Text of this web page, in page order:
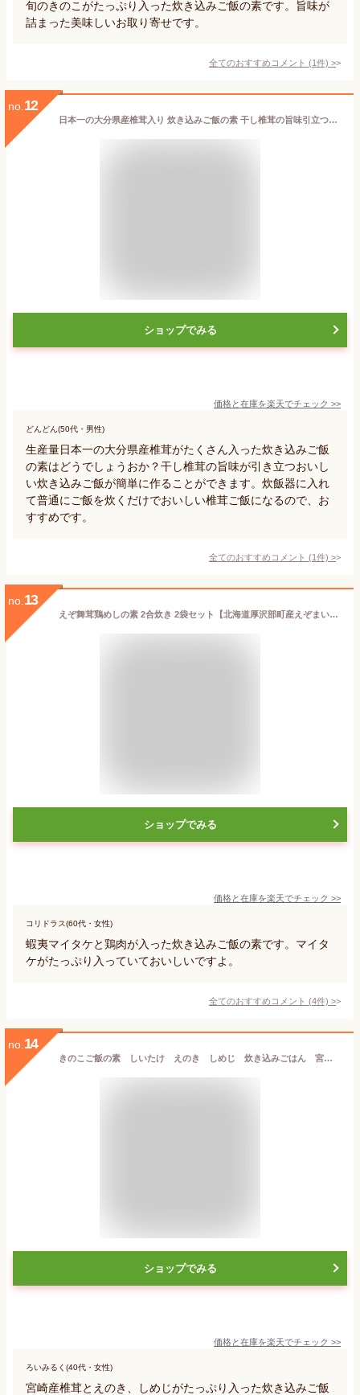
旬のきのこがたっぷり入った炊き込みご飯の素です。旨味が
詰まった美味しいお取り寄せです。
全てのおすすめコメント (1件) >
no. 12
日本一の大分県産椎茸入り 炊き込みご飯の素 干し椎茸の旨味引立つシイタケごはん 豊後きのこめし 3合分180g 大分県椎茸農協
ショップでみる
価格と在庫を楽天でチェック >>
どんどん(50代・男性)
生産量日本一の大分県産椎茸がたくさん入った炊き込みご飯
の素はどうでしょうおか？干し椎茸の旨味が引き立つおいし
い炊き込みご飯が簡単に作ることができます。炊飯器に入れ
て普通にご飯を炊くだけでおいしい椎茸ご飯になるので、お
すすめです。
全てのおすすめコメント (1件) >
no. 13
えぞ舞茸鶏めしの素 2合炊き 2袋セット【北海道厚沢部町産えぞまいたけ使用】風味豊かなマイタケと鶏肉のご飯 舞茸たっぷりの炊き込みご飯の素 味わい深い鶏飯の素【メール便対応】ZIP!
ショップでみる
価格と在庫を楽天でチェック >>
コリドラス(60代・女性)
蝦夷マイタケと鶏肉が入った炊き込みご飯の素です。マイタ
ケがたっぷり入っていておいしいですよ。
全てのおすすめコメント (4件) >
no. 14
きのこご飯の素 しいたけ えのき しめじ 炊き込みごはん 宮崎 ごはん 炊き込み
ショップでみる
価格と在庫を楽天でチェック >>
ろいみるく(40代・女性)
宮崎産椎茸とえのき、しめじがたっぷり入った炊き込みご飯